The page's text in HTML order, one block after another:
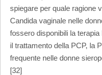
spiegare per quale ragione
Candida vaginale nelle
fossero disponibili la
il trattamento della PCP, la
frequente nelle donne
[32]